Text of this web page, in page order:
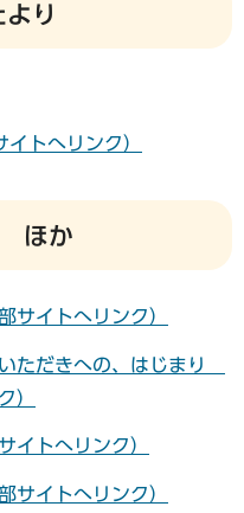
り
トへリンク）
ほか
サイトへリンク）
ただきへの、はじまり
）
イトへリンク）
サイトへリンク）